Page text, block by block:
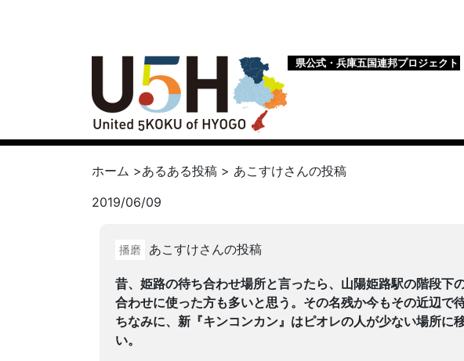
県公式・兵庫五国連邦プロジェクト
ホーム >あるある投稿 > あこすけさんの投稿
2019/06/09
播磨 あこすけさんの投稿
昔、姫路の待ち合わせ場所と言ったら、山陽姫路駅の階段下
合わせに使った方も多いと思う。その名残か今もその近辺で
ちなみに、新『キンコンカン』はピオレの人が少ない場所に
い。